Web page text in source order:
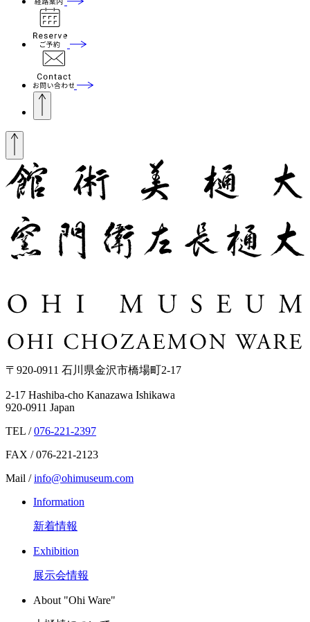
〒920-0911 石川県金沢市橋場町2-17
2-17 Hashiba-cho Kanazawa Ishikawa
920-0911 Japan
TEL /076-221-2397
FAX / 076-221-2123
Mail /info@ohimuseum.com
Information
新着情報
Exhibition
展示会情報
About "Ohi Ware"